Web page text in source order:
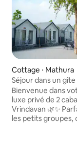
Cottage ⋅ Mathura
Séjour dans un
luxe | 2 chambres
Mathura
Bienvenue dans
luxe privé de 2
Vrindavan 🌿✨
les petits